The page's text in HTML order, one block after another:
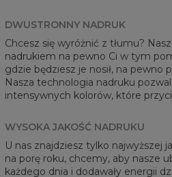
DWUSTRONNY NADRUK
Chcesz się wyróżnić z tłumu?
nadrukiem na pewno Ci w tym
gdzie będziesz je nosił, na pewno
Nasza technologia nadruku
intensywnych kolorów, które
WYSOKA JAKOŚĆ NADRUKU
U nas znajdziesz tylko najwyższej
na porę roku, chcemy, aby nasze
każdego dnia i dodawały energii